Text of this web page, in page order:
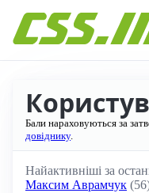
Бали нараховуються за
довіднику.
Найактивніші за
Максим Аврамчук